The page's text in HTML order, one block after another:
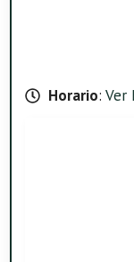
Horario: Ver